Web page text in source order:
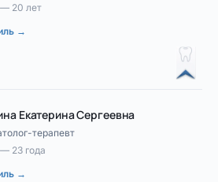
20 лет
→
Екатерина Сергеевна
терапевт
23 года
→